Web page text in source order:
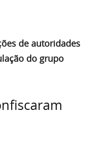
de autoridades
do grupo